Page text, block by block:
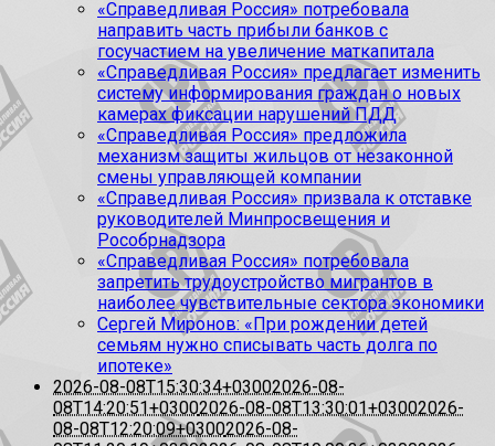
«Справедливая Россия» потребовала
направить часть прибыли банков с
госучастием на увеличение маткапитала
«Справедливая Россия» предлагает изменить
систему информирования граждан о новых
камерах фиксации нарушений ПДД
«Справедливая Россия» предложила
механизм защиты жильцов от незаконной
смены управляющей компании
«Справедливая Россия» призвала к отставке
руководителей Минпросвещения и
Рособрнадзора
«Справедливая Россия» потребовала
запретить трудоустройство мигрантов в
наиболее чувствительные сектора экономики
Сергей Миронов: «При рождении детей
семьям нужно списывать часть долга по
ипотеке»
2026-08-08T15:30:34+03002026-08-
08T14:20:51+03002026-08-08T13:30:01+03002026-
08-08T12:20:09+03002026-08-